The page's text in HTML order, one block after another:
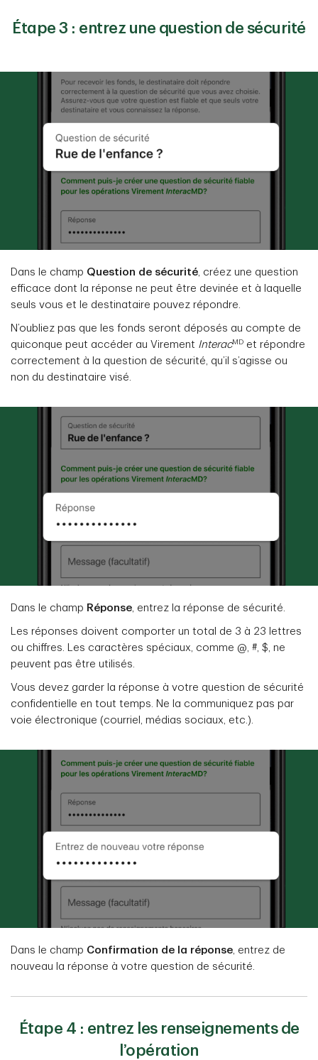
Étape 3 : entrez une question de sécurité
Dans le champ Question de sécurité, créez une question
efficace dont la réponse ne peut être devinée et à laquelle
seuls vous et le destinataire pouvez répondre.
N’oubliez pas que les fonds seront déposés au compte de
quiconque peut accéder au Virement InteracMD et répondre
correctement à la question de sécurité, qu’il s’agisse ou
non du destinataire visé.
Dans le champ Réponse , entrez la réponse de sécurité.
Les réponses doivent comporter un total de 3 à 23 lettres
ou chiffres. Les caractères spéciaux, comme @, #, $, ne
peuvent pas être utilisés.
Vous devez garder la réponse à votre question de sécurité
confidentielle en tout temps. Ne la communiquez pas par
voie électronique (courriel, médias sociaux, etc.).
Dans le champ Confirmation de la réponse, entrez de
nouveau la réponse à votre question de sécurité.
Étape 4 : entrez les renseignements de
l’opération